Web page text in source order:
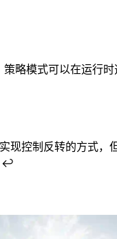
略模式可以在运行
现控制反转的方式，
↩︎